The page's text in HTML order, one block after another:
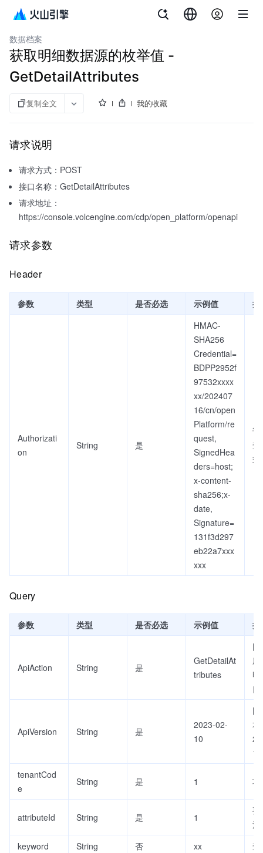
客户数据平台（私有化）
数据档案
获取明细数据源的枚举值 -
GetDetailAttributes
复制全文 我的收藏
请求说明
请求方式：POST
接口名称：GetDetailAttributes
请求地址：
https://console.volcengine.com/cdp/open_platform/openapi
请求参数
Header
参数 类型 是否必选 示例值 描
Authorizati
on
String 是
HMAC-
SHA256
Credential=
BDPP2952f
97532xxxx
xx/202407
16/cn/open
Platform/re
quest,
SignedHea
ders=host;
x-content-
sha256;x-
date,
Signature=
131f3d297
eb22a7xxx
xxx
详
查
式
Query
参数 类型 是否必选 示例值 描
ApiAction String 是
GetDetailAt
tributes
应
明
口
ApiVersion String 是
2023-02-
10
本
10
tenantCod
e
String 是 1 项
attributeId String 是 1
要
源
keyword
String 否 xx 查